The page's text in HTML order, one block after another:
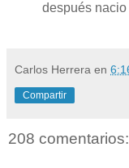
después nacio
Carlos Herrera en
Compartir
208 comentarios: